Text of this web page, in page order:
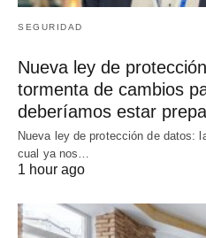
SEGURIDAD
Nueva ley de
tormenta de cambios
deberíamos estar
Nueva ley de protección de datos:
cual ya nos…
1 hour ago